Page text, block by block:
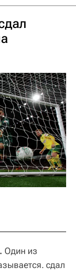
Один из
сдал